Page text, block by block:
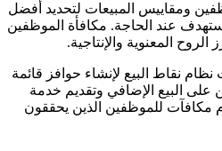
ومقاييس المبيعات لتحديد أفضل
عند الحاجة. مكافأة الموظفين
المعنوية والإنتاجية.
نظام نقاط البيع لإنشاء حوافز قائمة
على البيع الإضافي وتقديم خدمة
مكافآت للموظفين الذين يحققون